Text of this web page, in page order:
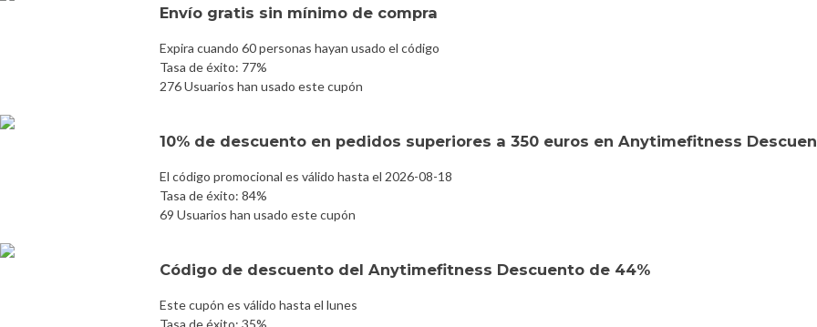
Envío gratis sin mínimo de compra
Expira cuando 60 personas hayan usado el código
Tasa de éxito: 77%
276 Usuarios han usado este cupón
10% de descuento en pedidos superiores a 350 euros en Anytimefitness
El código promocional es válido hasta el 2026-08-18
Tasa de éxito: 84%
69 Usuarios han usado este cupón
Código de descuento del Anytimefitness Descuento de 44%
Este cupón es válido hasta el lunes
Tasa de éxito: 35%